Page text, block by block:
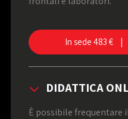
In sede 483 € |
CONDIZIONI
DIDATTICA
È possibile frequentare